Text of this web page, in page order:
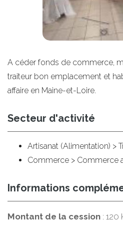
A céder fonds de commerce,
traiteur bon emplacement et
affaire en Maine-et-Loire.
Secteur d'activité
Artisanat (Alimentation) >
Commerce > Commerce
Informations
Montant de la cession : 120